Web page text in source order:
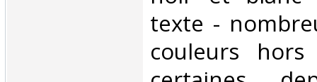
texte -
couleurs